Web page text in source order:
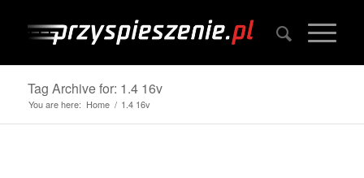
Tag Archive for: 1.4 16v
You are here: Home / 1.4 16v